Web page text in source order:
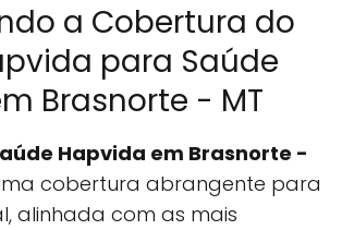
a Cobertura do
para Saúde
Brasnorte - MT
Hapvida em Brasnorte -
cobertura abrangente para
alinhada com as mais